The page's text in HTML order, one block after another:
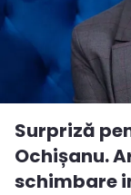
Surpriză
Ochișanu.
schimbare